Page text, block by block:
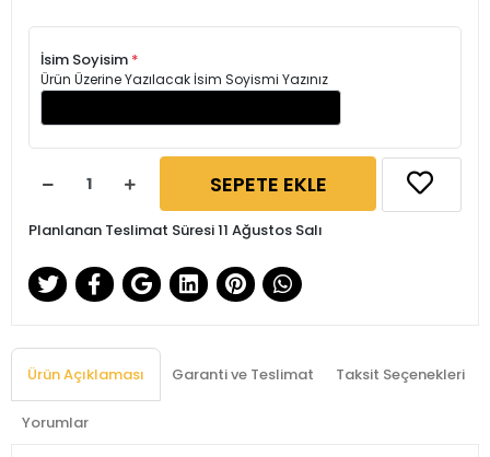
İsim Soyisim *
Ürün Üzerine Yazılacak İsim Soyismi Yazınız
SEPETE EKLE
Planlanan Teslimat Süresi 11 Ağustos Salı
Ürün Açıklaması Garanti ve Teslimat Taksit Seçenekleri
Yorumlar